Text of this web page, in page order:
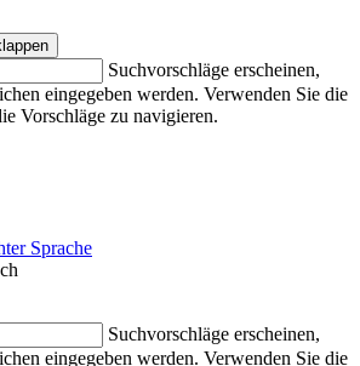
Suchvorschläge erscheinen,
eingegeben werden. Verwenden Sie die
Vorschläge zu navigieren.
Sprache
Suchvorschläge erscheinen,
eingegeben werden. Verwenden Sie die